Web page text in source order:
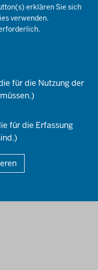
erklären Sie sich
verwenden.
für die Nutzung der
für die Erfassung
IMPRESSUM